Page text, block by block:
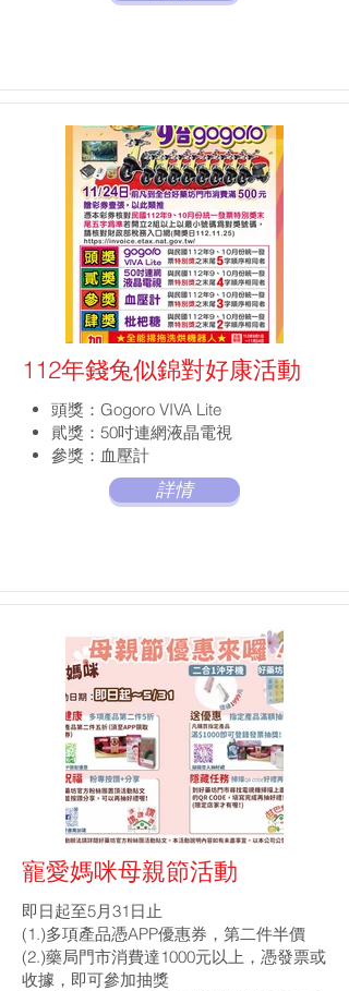
112年錢兔似錦對好康活動
頭獎：Gogoro VIVA Lite
貮獎：50吋連網液晶電視
參獎：血壓計
肆獎：枇杷糖
詳情
寵愛媽咪母親節活動
即日起至5月31日止
(1.)多項產品憑APP優惠券，第二件半價
(2.)藥局門市消費達1000元以上，憑發票或
收據，即可參加抽獎